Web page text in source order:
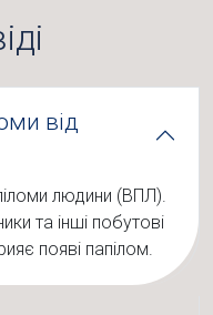
від
людини (ВПЛ).
та інші побутові
появі папілом.